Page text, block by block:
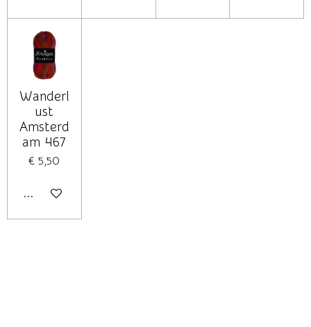
Wanderl
ust
Amsterd
am 467
€ 5,50
In winkelwagen